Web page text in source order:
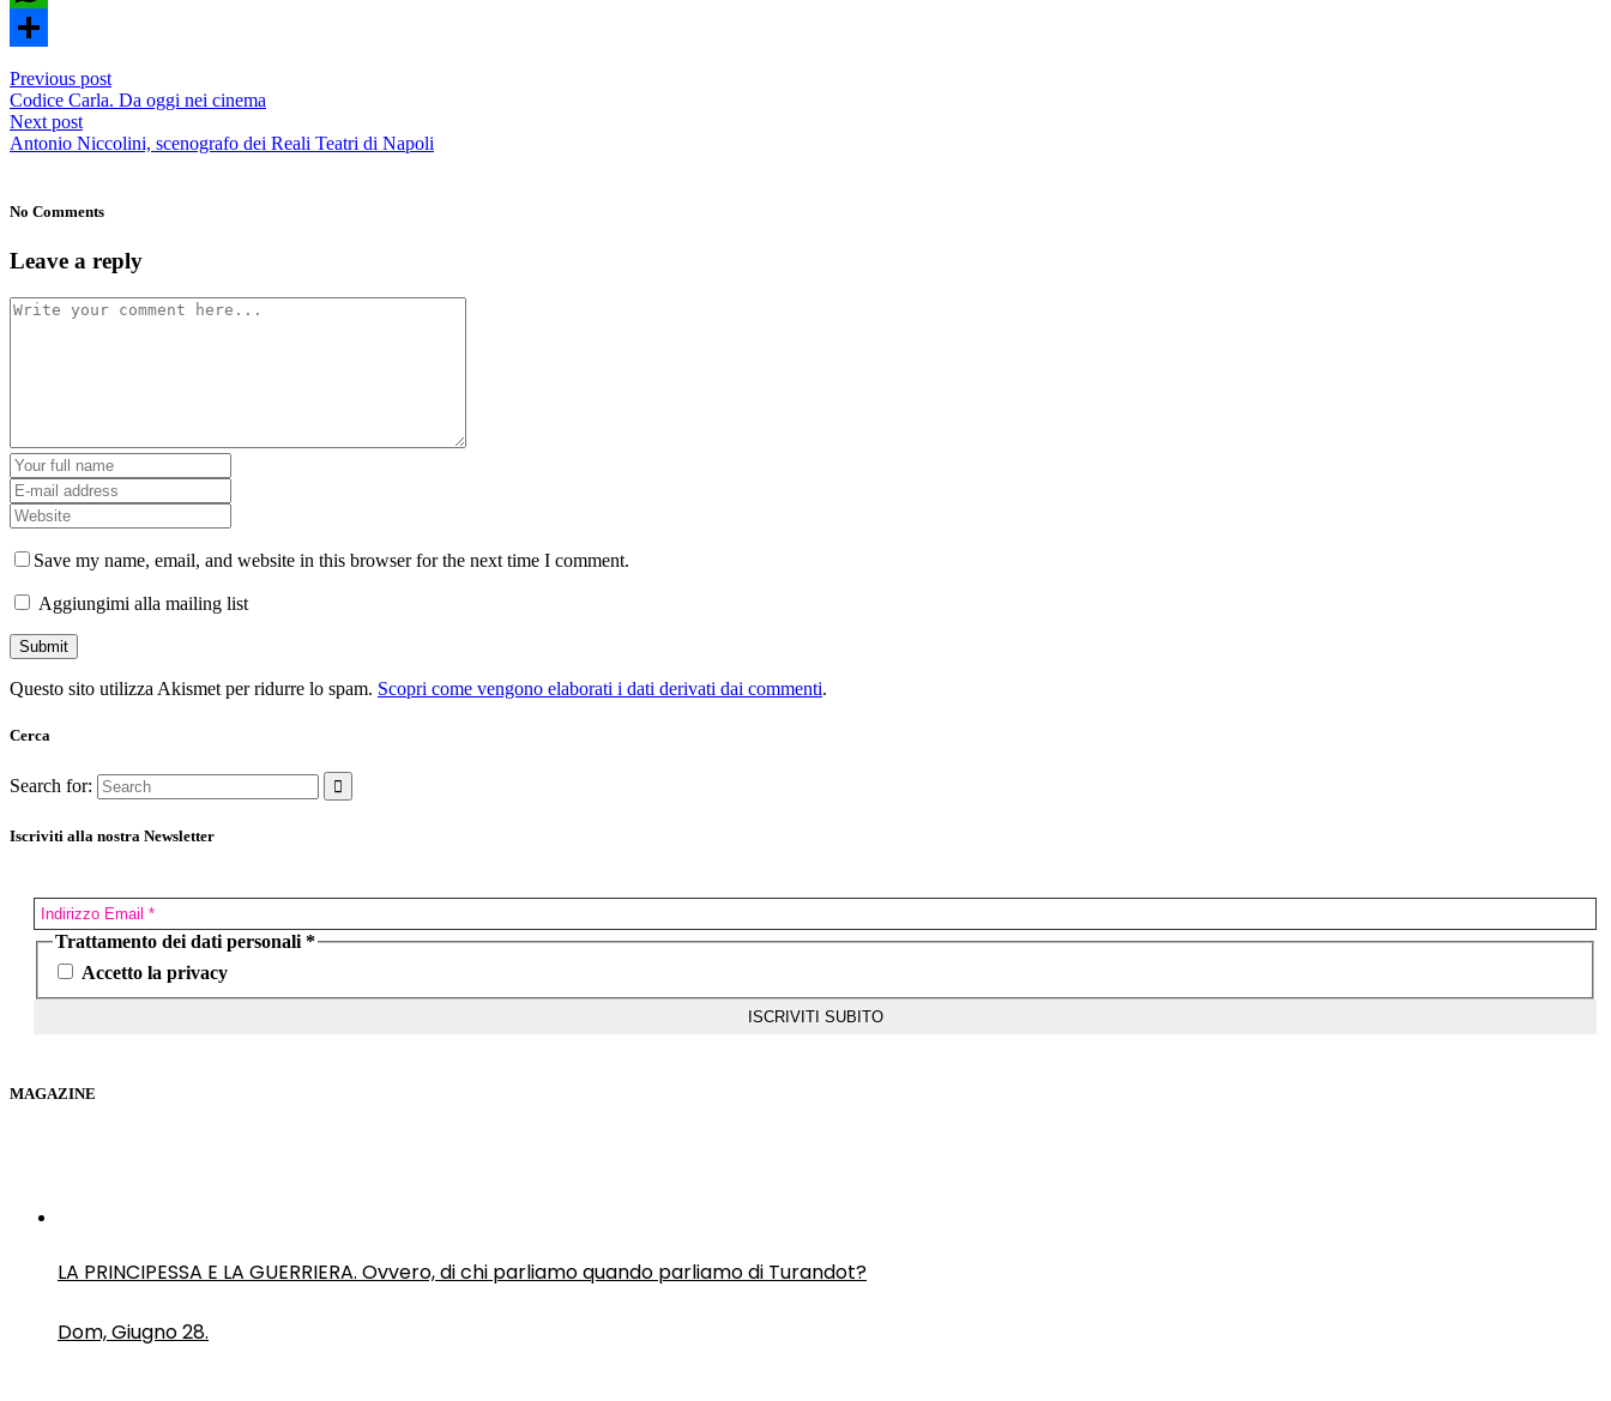
WhatsApp
Previous post
Codice Carla. Da oggi nei cinema
Next post
Antonio Niccolini, scenografo dei Reali Teatri di Napoli
No Comments
Leave a reply
Save my name, email, and website in this browser for the next time I comment.
Aggiungimi alla mailing list
Questo sito utilizza Akismet per ridurre lo spam. Scopri come vengono elaborati i dati derivati dai commenti.
Cerca
Search for:
Iscriviti alla nostra Newsletter
Trattamento dei dati personali *
Accetto la privacy
MAGAZINE
LA PRINCIPESSA E LA GUERRIERA. Ovvero, di chi parliamo quando parliamo di Turandot?
Dom, Giugno 28.